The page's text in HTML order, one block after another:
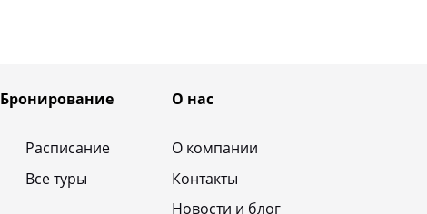
Бронирование
Расписание
Все туры
О нас
О компании
Контакты
Новости и блог